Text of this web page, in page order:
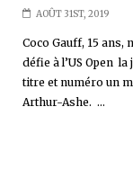
AOÛT 31ST, 2019
Coco Gauff, 15
défie à l’US Open
titre et numéro un
Arthur-Ashe. ...